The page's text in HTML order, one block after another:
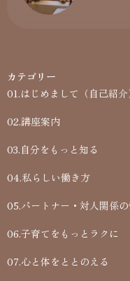
カテゴリー
01.はじめまして（自己紹介
02.講座案内
03.自分をもっと知る
04.私らしい働き方
05.パートナー・対人関係
06.子育てをもっとラクに
07.心と体をととのえる